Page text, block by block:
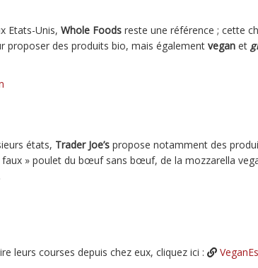
Etats-Unis, Whole Foods reste une référence ; cette
proposer des produits bio, mais également vegan et
états, Trader Joe’s propose notamment des
faux » poulet du bœuf sans bœuf, de la mozzarella
leurs courses depuis chez eux, cliquez ici :